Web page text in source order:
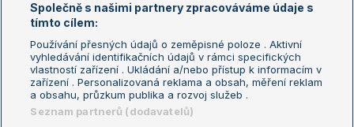
LS Prague Open
Podmínky užití
Nastavení soukromí
GDPR a žurnalistika
Reklama
Kontakt
Informace o zpracování osobních
údajů
Společně s našimi partnery zpracováváme údaje s
tímto cílem:
Používání přesných údajů o zeměpisné poloze . Aktivní
vyhledávání identifikačních údajů v rámci specifických
vlastností zařízení . Ukládání a/nebo přístup k informacím v
zařízení . Personalizovaná reklama a obsah, měření reklam
a obsahu, průzkum publika a rozvoj služeb .
Seznam partnerů (dodavatelů)